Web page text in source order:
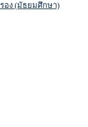
อง (มัธยมศึกษา)